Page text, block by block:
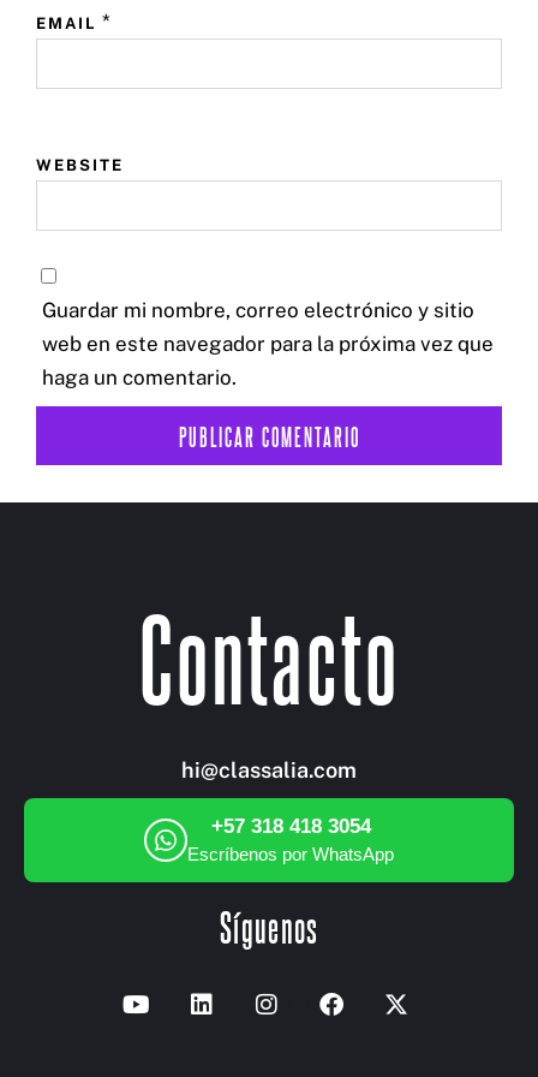
EMAIL *
WEBSITE
Guardar mi nombre, correo electrónico y sitio
web en este navegador para la próxima vez que
haga un comentario.
Contacto
hi@classalia.com
+57 318 418 3054
Escríbenos por WhatsApp
Síguenos